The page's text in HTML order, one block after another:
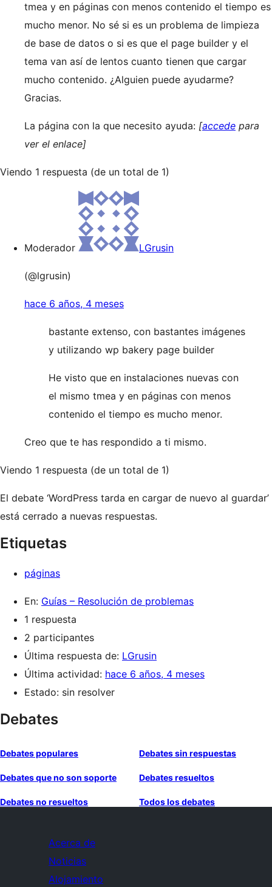
tmea y en páginas con menos contenido el tiempo es
mucho menor. No sé si es un problema de limpieza
de base de datos o si es que el page builder y el
tema van así de lentos cuanto tienen que cargar
mucho contenido. ¿Alguien puede ayudarme?
Gracias.
La página con la que necesito ayuda: [accede para
ver el enlace]
Viendo 1 respuesta (de un total de 1)
Moderador LGrusin
(@lgrusin)
hace 6 años, 4 meses
bastante extenso, con bastantes imágenes
y utilizando wp bakery page builder
He visto que en instalaciones nuevas con
el mismo tmea y en páginas con menos
contenido el tiempo es mucho menor.
Creo que te has respondido a ti mismo.
Viendo 1 respuesta (de un total de 1)
El debate ‘WordPress tarda en cargar de nuevo al guardar’
está cerrado a nuevas respuestas.
Etiquetas
páginas
En: Guías – Resolución de problemas
1 respuesta
2 participantes
Última respuesta de: LGrusin
Última actividad: hace 6 años, 4 meses
Estado: sin resolver
Debates
Debates populares Debates sin respuestas
Debates que no son soporte Debates resueltos
Debates no resueltos Todos los debates
Acerca de
Noticias
Alojamiento